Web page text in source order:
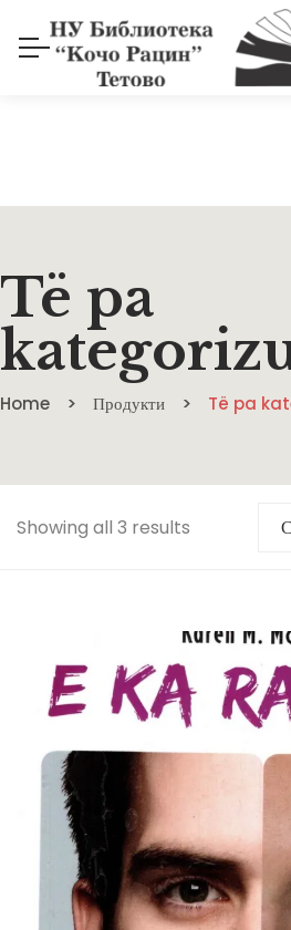
Të pa
Home Продукти Të pa
Showing all 3 results